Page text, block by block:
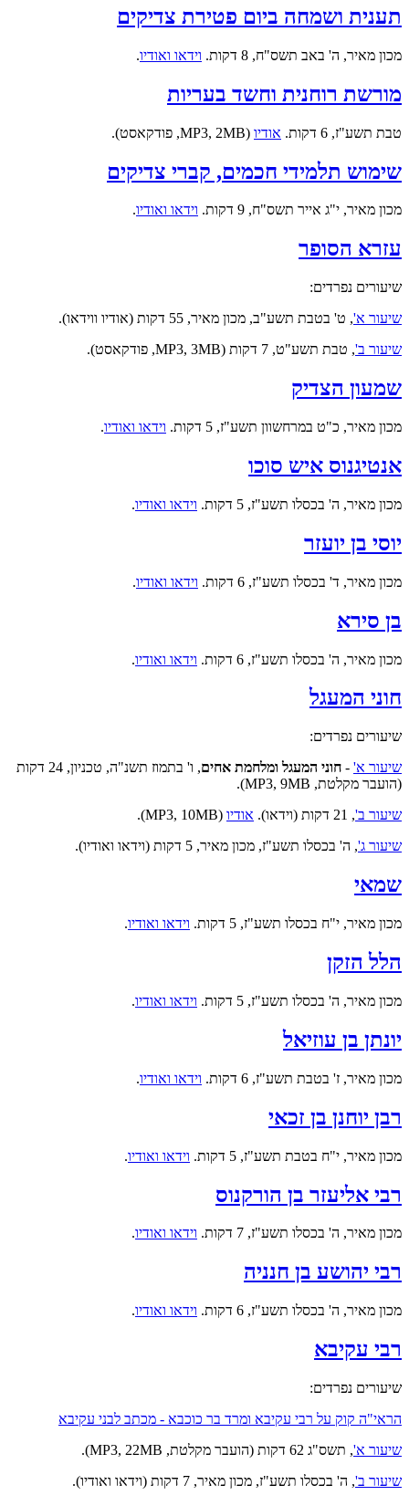
תענית ושמחה ביום פטירת צדיקים
מכון מאיר, ה' באב תשס"ח, 8 דקות. וידאו ואודיו.
מורשת רוחנית וחשד בעריות
טבת תשע"ז, 6 דקות. אודיו (MP3, 2MB, פודקאסט).
שימוש תלמידי חכמים, קברי צדיקים
מכון מאיר, י"ג אייר תשס"ח, 9 דקות. וידאו ואודיו.
עזרא הסופר
שיעורים נפרדים:
שיעור א', ט' בטבת תשע"ב, מכון מאיר, 55 דקות (אודיו ווידאו).
שיעור ב', טבת תשע"ט, 7 דקות (MP3, 3MB, פודקאסט).
שמעון הצדיק
מכון מאיר, כ"ט במרחשוון תשע"ז, 5 דקות. וידאו ואודיו.
אנטיגנוס איש סוכו
מכון מאיר, ה' בכסלו תשע"ז, 5 דקות. וידאו ואודיו.
יוסי בן יועזר
מכון מאיר, ד' בכסלו תשע"ז, 6 דקות. וידאו ואודיו.
בן סירא
מכון מאיר, ה' בכסלו תשע"ז, 6 דקות. וידאו ואודיו.
חוני המעגל
שיעורים נפרדים:
שיעור א' - חוני המעגל ומלחמת אחים
, ו' בתמוז תשנ"ה, טכניון, 24 דקות
(הועבר מקלטת, MP3, 9MB).
שיעור ב', 21 דקות (וידאו). אודיו (MP3, 10MB).
שיעור ג', ה' בכסלו תשע"ז, מכון מאיר, 5 דקות (וידאו ואודיו).
שמאי
מכון מאיר, י"ח בכסלו תשע"ז, 5 דקות. וידאו ואודיו.
הלל הזקן
מכון מאיר, ה' בכסלו תשע"ז, 5 דקות. וידאו ואודיו.
יונתן בן עוזיאל
מכון מאיר, ז' בטבת תשע"ז, 6 דקות. וידאו ואודיו.
רבן יוחנן בן זכאי
מכון מאיר, י"ח בטבת תשע"ז, 5 דקות. וידאו ואודיו.
רבי אליעזר בן הורקנוס
מכון מאיר, ה' בכסלו תשע"ז, 7 דקות. וידאו ואודיו.
רבי יהושע בן חנניה
מכון מאיר, ה' בכסלו תשע"ז, 6 דקות. וידאו ואודיו.
רבי עקיבא
שיעורים נפרדים:
הראי"ה קוק על רבי עקיבא ומרד בר כוכבא - מכתב לבני עקיבא
שיעור א', תשס"ג 62 דקות (הועבר מקלטת, MP3, 22MB).
שיעור ב', ה' בכסלו תשע"ז, מכון מאיר, 7 דקות (וידאו ואודיו).